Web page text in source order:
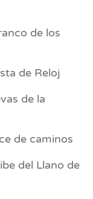
de los
de Reloj
de la
de caminos
del Llano de